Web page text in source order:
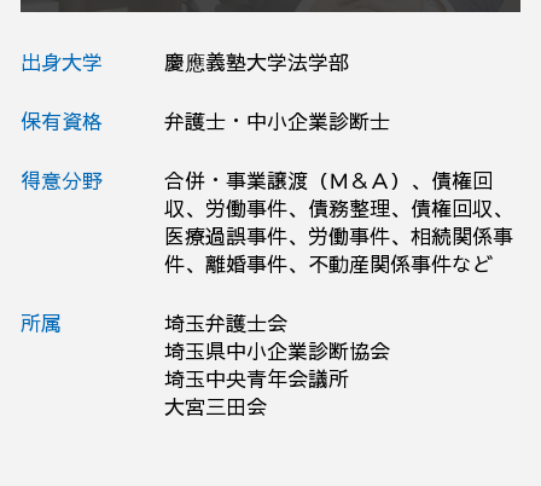
出身大学 慶應義塾大学法学部
保有資格 弁護士・中小企業診断士
得意分野
合併・事業譲渡（Ｍ＆Ａ）、債権回
収、労働事件、債務整理、債権回収、
医療過誤事件、労働事件、相続関係事
件、離婚事件、不動産関係事件など
所属
埼玉弁護士会
埼玉県中小企業診断協会
埼玉中央青年会議所
大宮三田会